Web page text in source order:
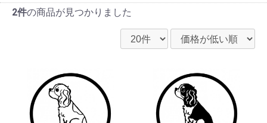
2件の商品が見つかりました